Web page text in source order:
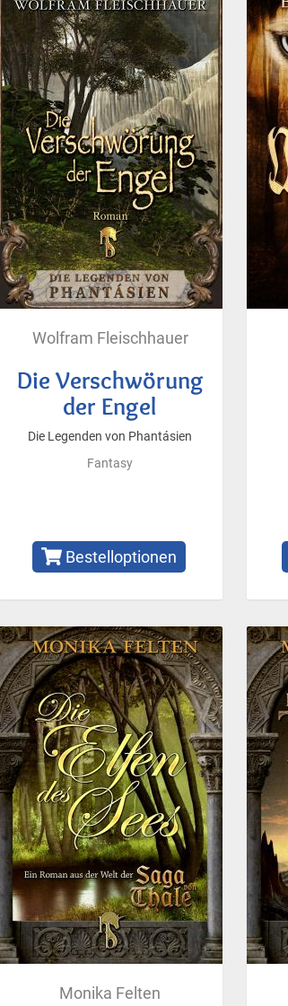
Wolfram Fleischhauer
Die Verschwörung
der Engel
Die Legenden von Phantásien
Fantasy
Bestelloptionen
Monika Felten